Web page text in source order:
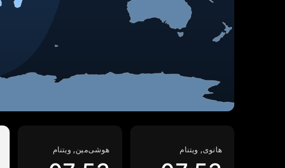
هانوی, ویتنام هوشی‌مین, ویتنام